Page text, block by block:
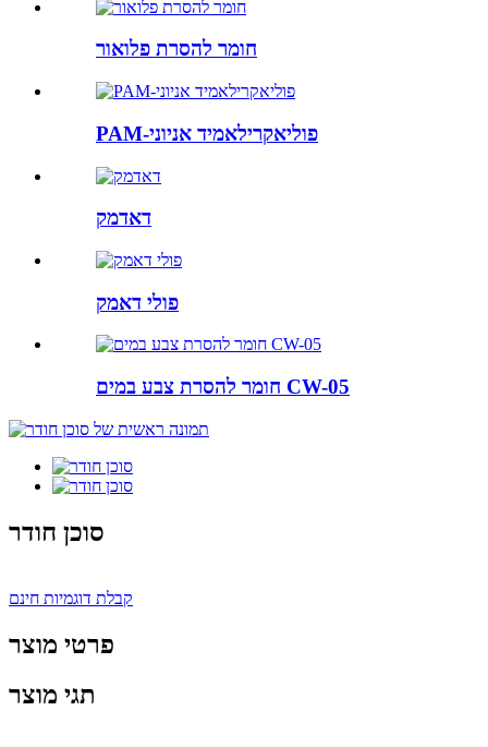
חומר להסרת פלואור
PAM-פוליאקרילאמיד אניוני
דאדמק
פולי דאמק
חומר להסרת צבע במים CW-05
סוכן חודר
קבלת דוגמיות חינם
פרטי מוצר
תגי מוצר